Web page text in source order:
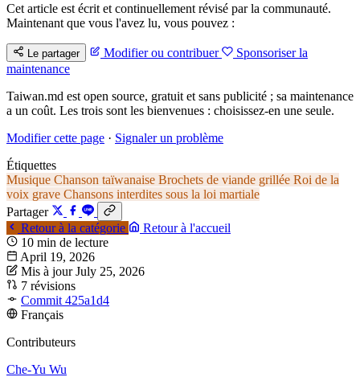
Cet article est écrit et continuellement révisé par la communauté.
Maintenant que vous l'avez lu, vous pouvez :
Le partager Modifier ou contribuer
Sponsoriser la
maintenance
Taiwan.md est open source, gratuit et sans publicité ; sa maintenance
a un coût. Les trois sont les bienvenues : choisissez-en une seule.
Modifier cette page · Signaler un problème
Étiquettes
Musique Chanson taïwanaise Brochets de viande grillée Roi de la
voix grave Chansons interdites sous la loi martiale
Partager
Retour à la catégorie
Retour à l'accueil
10 min de lecture
April 19, 2026
Mis à jour July 25, 2026
7 révisions
Commit 425a1d4
Français
Contributeurs
Che-Yu Wu